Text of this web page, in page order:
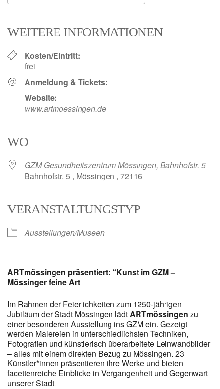
WEITERE INFORMATIONEN
Kosten/Eintritt:
frei
Anmeldung & Tickets:
Website:
www.artmoessingen.de
WO
GZM Gesundheitszentrum Mössingen, Bahnhofstr. 5
Bahnhofstr. 5 , Mössingen , 72116
VERANSTALTUNGSTYP
Ausstellungen/Museen
ARTmössingen präsentiert: “Kunst im GZM –
Mössinger feine Art
Im Rahmen der Feierlichkeiten zum 1250-jährigen
Jubiläum der Stadt Mössingen lädtARTmössingen zu
einer besonderen Ausstellung ins GZM ein. Gezeigt
werden Malereien in unterschiedlichsten Techniken,
Fotografien und künstlerisch überarbeitete Leinwandbilder
– alles mit einem direkten Bezug zu Mössingen. 23
Künstler*innen präsentieren ihre Werke und bieten
facettenreiche Einblicke in Vergangenheit und Gegenwart
unserer Stadt.